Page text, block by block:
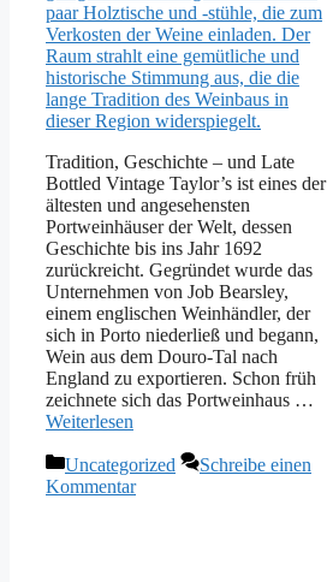
Tradition, Geschichte – und Late
Bottled Vintage Taylor’s ist eines der
ältesten und angesehensten
Portweinhäuser der Welt, dessen
Geschichte bis ins Jahr 1692
zurückreicht. Gegründet wurde das
Unternehmen von Job Bearsley,
einem englischen Weinhändler, der
sich in Porto niederließ und begann,
Wein aus dem Douro-Tal nach
England zu exportieren. Schon früh
zeichnete sich das Portweinhaus …
Weiterlesen
Kategorien
Uncategorized
Schreibe einen
Kommentar